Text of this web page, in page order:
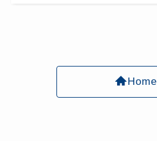
Home